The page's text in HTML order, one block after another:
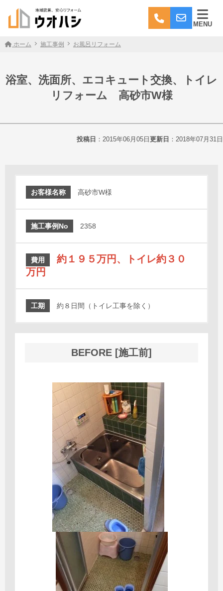
MENU
ホーム 施工事例 お風呂リフォーム
浴室、洗面所、エコキュート交換、トイレ
リフォーム 高砂市W様
投稿日 ：2015年06月05日 更新日 ：2018年07月31日
お客様名称 高砂市W様
施工事例No 2358
費用
約１９５万円、トイレ約３０
万円
工期 約８日間（トイレ工事を除く）
BEFORE [施工前]